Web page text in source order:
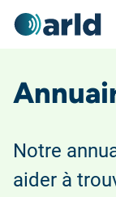
Notre
aider à